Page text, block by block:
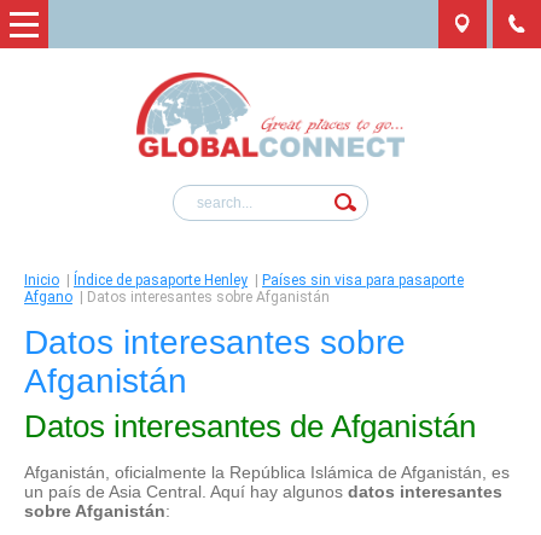
Inicio Índice de pasaporte Henley
Países sin visa para pasaporte
Afgano
Datos interesantes sobre Afganistán
Datos interesantes sobre
Afganistán
Datos interesantes de Afganistán
Afganistán, oficialmente la República Islámica de Afganistán, es
un país de Asia Central. Aquí hay algunos datos interesantes
sobre Afganistán: